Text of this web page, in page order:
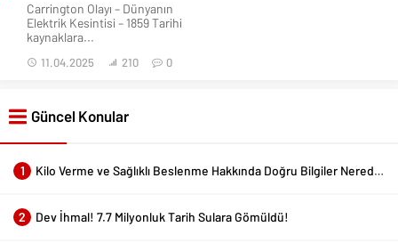
Carrington Olayı – Dünyanın
Elektrik Kesintisi – 1859 Tarihi
kaynaklara...
11.04.2025 210 0
Güncel Konular
1 Kilo Verme ve Sağlıklı Beslenme Hakkında Doğru Bilgiler Nerede Bulunur?
2 Dev İhmal! 7.7 Milyonluk Tarih Sulara Gömüldü!